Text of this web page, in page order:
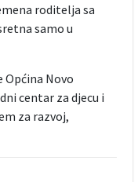
roditelja sa
samo u
Općina Novo
centar za djecu i
za razvoj,